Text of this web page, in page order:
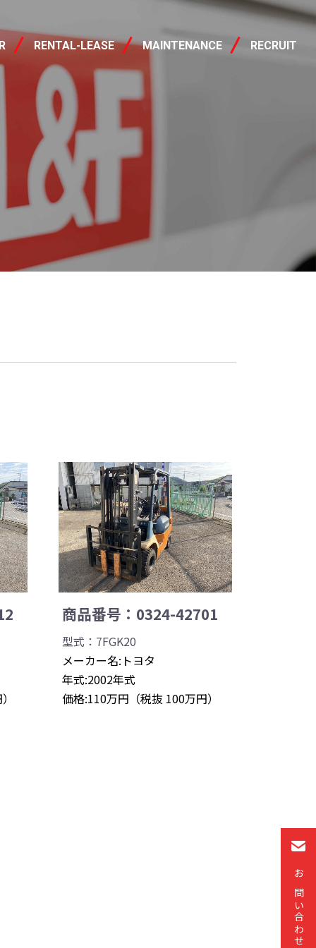
RENTAL-LEASE
レンタル・リース MAINTENANCE RECRUIT
お問い合わせ
商品番号：0324-42701
型式：7FGK20
メーカー名:トヨタ
年式:2002年式
価格:110万円（税抜 100万円）